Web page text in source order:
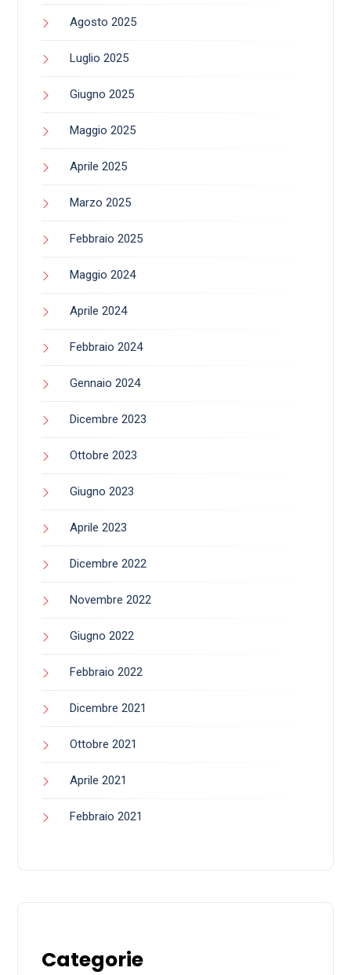
Agosto 2025
Luglio 2025
Giugno 2025
Maggio 2025
Aprile 2025
Marzo 2025
Febbraio 2025
Maggio 2024
Aprile 2024
Febbraio 2024
Gennaio 2024
Dicembre 2023
Ottobre 2023
Giugno 2023
Aprile 2023
Dicembre 2022
Novembre 2022
Giugno 2022
Febbraio 2022
Dicembre 2021
Ottobre 2021
Aprile 2021
Febbraio 2021
Categorie